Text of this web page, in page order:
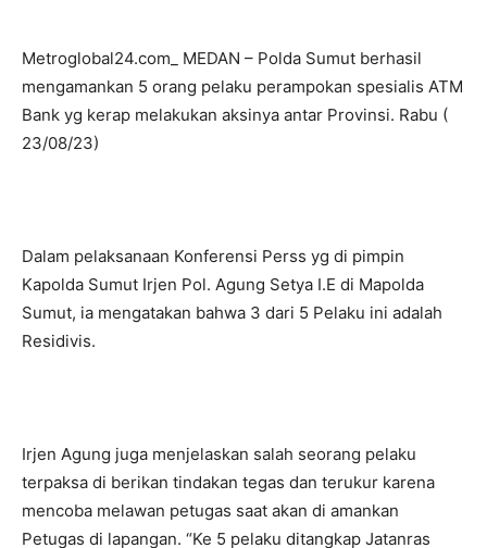
Metroglobal24.com_ MEDAN – Polda Sumut berhasil
mengamankan 5 orang pelaku perampokan spesialis ATM
Bank yg kerap melakukan aksinya antar Provinsi. Rabu (
23/08/23)
Dalam pelaksanaan Konferensi Perss yg di pimpin
Kapolda Sumut Irjen Pol. Agung Setya I.E di Mapolda
Sumut, ia mengatakan bahwa 3 dari 5 Pelaku ini adalah
Residivis.
Irjen Agung juga menjelaskan salah seorang pelaku
terpaksa di berikan tindakan tegas dan terukur karena
mencoba melawan petugas saat akan di amankan
Petugas di lapangan. “Ke 5 pelaku ditangkap Jatanras